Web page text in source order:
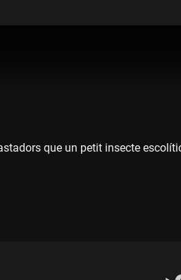
que un petit insecte